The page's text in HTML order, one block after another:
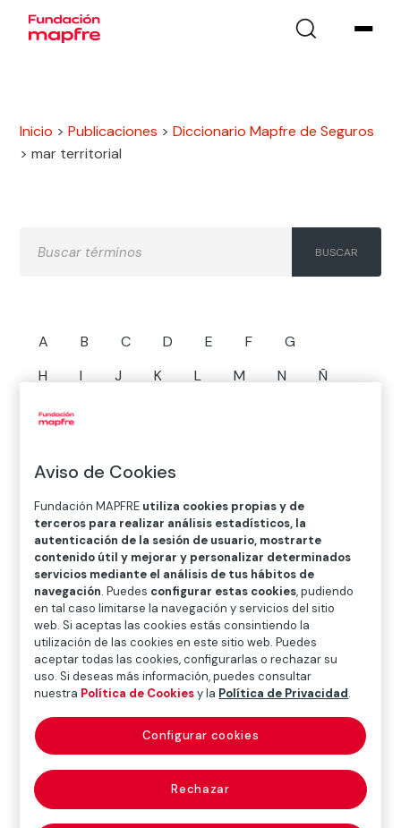
Inicio >Publicaciones >Diccionario Mapfre de Seguros
>mar territorial
A B C D E F
G
H
I J K L M N
Ñ
O
mar territorial
(territorial waters)
Es aquel que se extiende hasta una distancia de 12
millas náuticas contadas a partir de las líneas de base
marítimas desde la que se mide la anchura de los
espacios marítimos. Sin sobrepasar la citada distancia,
todo Estado ribereño tiene derecho a establecer la
anchura de su mar territorial. El Estado tiene
competencia para regular actividades que se lleven a
Aviso de Cookies
Fundación MAPFRE utiliza cookies propias y de
terceros para realizar análisis estadísticos, la
autenticación de la sesión de usuario, mostrarte
contenido útil y mejorar y personalizar determinados
servicios mediante el análisis de tus hábitos de
navegación. Puedes configurar estas cookies, pudiendo
en tal caso limitarse la navegación y servicios del sitio
web. Si aceptas las cookies estás consintiendo la
utilización de las cookies en este sitio web. Puedes
aceptar todas las cookies, configurarlas o rechazar su
uso. Si deseas más información, puedes consultar
nuestra Política de Cookiesy la Política de Privacidad.
Rechazar
Configurar cookies